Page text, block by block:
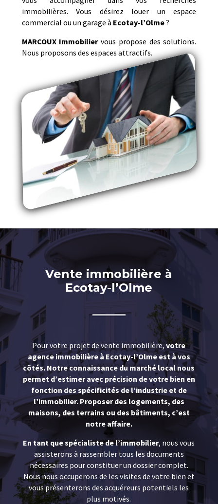
immobilières. Vous désirez louer un espace
commercial ou un garage à Ecotay-l’Olme?
MARCOUX Immobiliervous propose des solutions.
Nous proposons des espaces attractifs.
Vente immobilière à
Ecotay-l’Olme
Pour votre projet de vente immobilière,votre
agence immobilière à Ecotay-l’Olmeest à vos
côtés. Notre connaissance du marché local nous
permet d’estimer avec précision de votre bien en
fonction des spécificités de l’industrie et de
l’immobilier. Proposer des logements, des
maisons, des terrains ou des bâtiments, c’est
notre affaire.
En tant que spécialiste de l’immobilier, nous vous
assisterons à rassembler tous les documents
nécessaires pour constituer un dossier complet.
Nous nous occuperons de les visites de votre bien et
vous présenterons des acquéreurs potentiels les
plus motivés.